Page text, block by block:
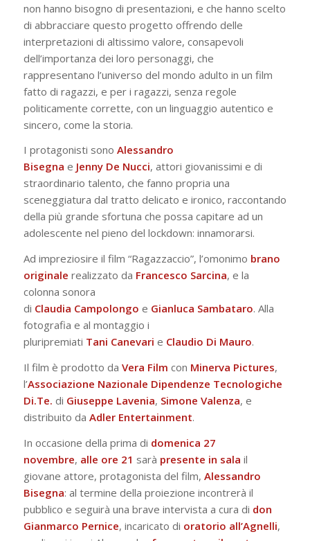
non hanno bisogno di presentazioni, e che hanno scelto
di abbracciare questo progetto offrendo delle
interpretazioni di altissimo valore, consapevoli
dell’importanza dei loro personaggi, che
rappresentano l’universo del mondo adulto in un film
fatto di ragazzi, e per i ragazzi, senza regole
politicamente corrette, con un linguaggio autentico e
sincero, come la storia.
I protagonisti sono Alessandro
Bisegna e Jenny De Nucci, attori giovanissimi e di
straordinario talento, che fanno propria una
sceneggiatura dal tratto delicato e ironico, raccontando
della più grande sfortuna che possa capitare ad un
adolescente nel pieno del lockdown: innamorarsi.
Ad impreziosire il film “Ragazzaccio”, l’omonimo brano
originale realizzato da Francesco Sarcina, e la
colonna sonora
di Claudia Campolongo e Gianluca Sambataro. Alla
fotografia e al montaggio i
pluripremiati Tani Canevari e Claudio Di Mauro.
Il film è prodotto da Vera Film con Minerva Pictures,
l’Associazione Nazionale Dipendenze Tecnologiche
Di.Te. di Giuseppe Lavenia, Simone Valenza, e
distribuito da Adler Entertainment.
In occasione della prima di domenica 27
novembre, alle ore 21 sarà presente in sala il
giovane attore, protagonista del film, Alessandro
Bisegna: al termine della proiezione incontrerà il
pubblico e seguirà una brave intervista a cura di don
Gianmarco Pernice, incaricato di oratorio all’Agnelli,